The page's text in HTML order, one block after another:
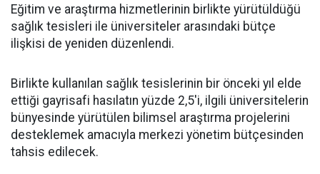
​Eğitim ve araştırma hizmetlerinin birlikte yürütüldüğü
sağlık tesisleri ile üniversiteler arasındaki bütçe
ilişkisi de yeniden düzenlendi.
​Birlikte kullanılan sağlık tesislerinin bir önceki yıl elde
ettiği gayrisafi hasılatın yüzde 2,5'i, ilgili üniversitelerin
bünyesinde yürütülen bilimsel araştırma projelerini
desteklemek amacıyla merkezi yönetim bütçesinden
tahsis edilecek.